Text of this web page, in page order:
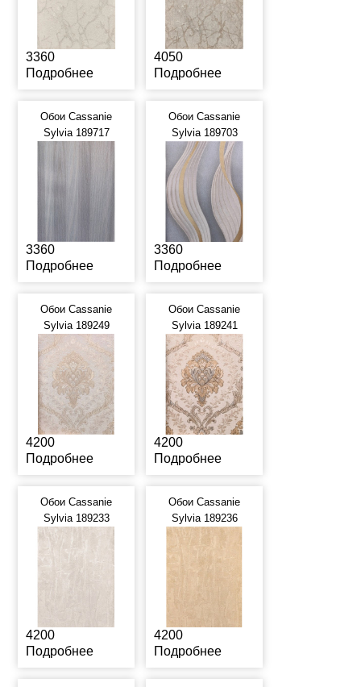
3360
Подробнее
4050
Подробнее
Обои Cassanie
Sylvia 189717
3360
Подробнее
Обои Cassanie
Sylvia 189703
3360
Подробнее
Обои Cassanie
Sylvia 189249
4200
Подробнее
Обои Cassanie
Sylvia 189241
4200
Подробнее
Обои Cassanie
Sylvia 189233
4200
Подробнее
Обои Cassanie
Sylvia 189236
4200
Подробнее